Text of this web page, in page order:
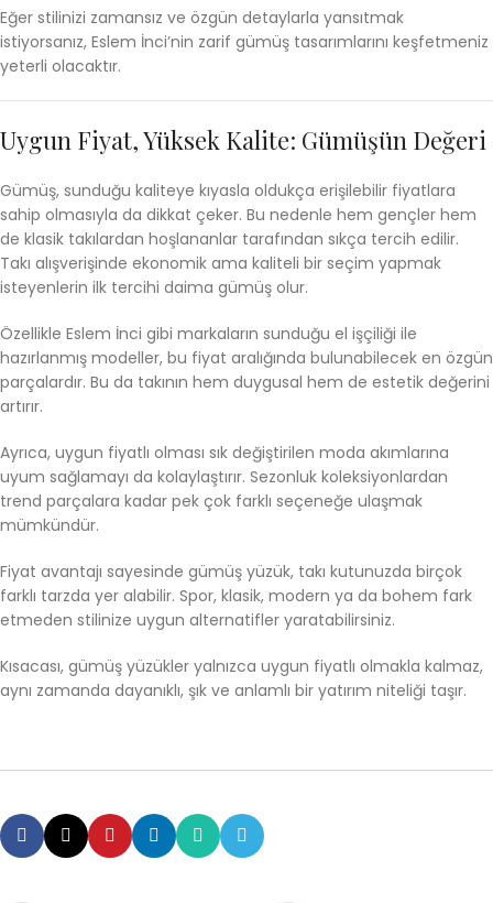
Eğer stilinizi zamansız ve özgün detaylarla yansıtmak
istiyorsanız, Eslem İnci’nin zarif gümüş tasarımlarını keşfetmeniz
yeterli olacaktır.
Uygun Fiyat, Yüksek Kalite: Gümüşün Değeri
Gümüş, sunduğu kaliteye kıyasla oldukça erişilebilir fiyatlara
sahip olmasıyla da dikkat çeker. Bu nedenle hem gençler hem
de klasik takılardan hoşlananlar tarafından sıkça tercih edilir.
Takı alışverişinde ekonomik ama kaliteli bir seçim yapmak
isteyenlerin ilk tercihi daima gümüş olur.
Özellikle Eslem İnci gibi markaların sunduğu el işçiliği ile
hazırlanmış modeller, bu fiyat aralığında bulunabilecek en özgün
parçalardır. Bu da takının hem duygusal hem de estetik değerini
artırır.
Ayrıca, uygun fiyatlı olması sık değiştirilen moda akımlarına
uyum sağlamayı da kolaylaştırır. Sezonluk koleksiyonlardan
trend parçalara kadar pek çok farklı seçeneğe ulaşmak
mümkündür.
Fiyat avantajı sayesinde gümüş yüzük, takı kutunuzda birçok
farklı tarzda yer alabilir. Spor, klasik, modern ya da bohem fark
etmeden stilinize uygun alternatifler yaratabilirsiniz.
Kısacası, gümüş yüzükler yalnızca uygun fiyatlı olmakla kalmaz,
aynı zamanda dayanıklı, şık ve anlamlı bir yatırım niteliği taşır.